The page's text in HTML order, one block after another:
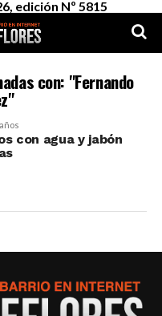
edición Nº 5815
con: "Fernando
con agua y jabón